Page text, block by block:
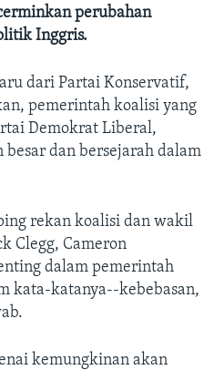
perubahan
Inggris.
dari Partai Konservatif,
pemerintah koalisi yang
Demokrat Liberal,
dan bersejarah dalam
rekan koalisi dan wakil
Clegg, Cameron
dalam pemerintah
kata-katanya--kebebasan,
kemungkinan akan